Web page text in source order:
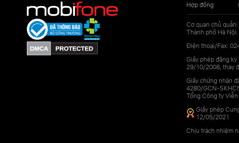
Hợp đồng
Cơ quan chủ
Thành phố Hà Nội.
Điện thoại/Fax:
Giấy phép đăng
29/10/2008, thay
Giấy chứng nhận
4280/GCN-
Tổng Công ty
Giấy phép
12/05/2021
Chịu trách nhiệm